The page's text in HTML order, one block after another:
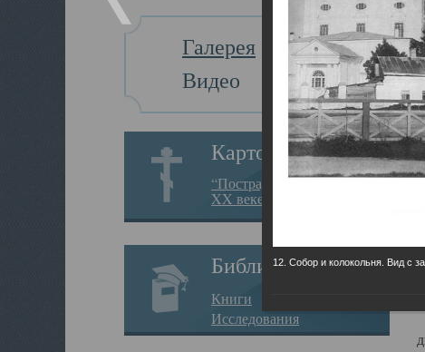
Галерея
Видео
Картотека
“Пострадавшие за веру в
XX веке на Севере”
Библиотека
Книги
Исследования
12. Собор и колокольня. Вид с